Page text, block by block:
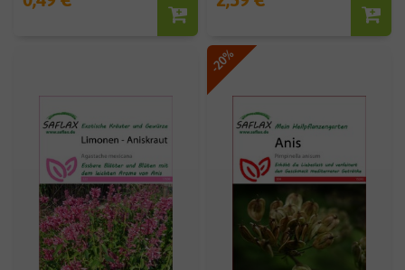
-20%